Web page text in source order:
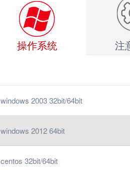
操作系统 注
windows 2003 32bit/64bit
windows 2012 64bit
centos 32bit/64bit